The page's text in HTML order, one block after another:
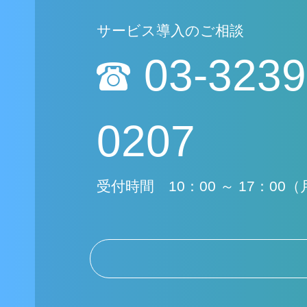
サービス導入のご相談
03-
0207
受付時間 10：00 ～ 17：00（